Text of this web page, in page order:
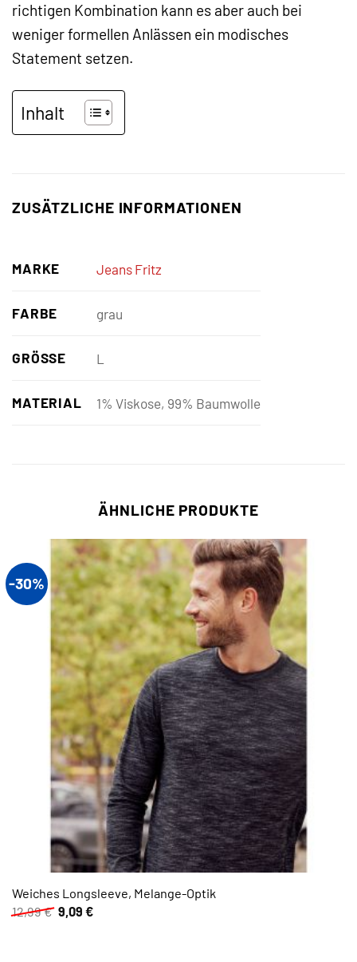
richtigen Kombination kann es aber auch bei
weniger formellen Anlässen ein modisches
Statement setzen.
Inhalt
ZUSÄTZLICHE INFORMATIONEN
MARKE Jeans Fritz
FARBE grau
GRÖSSE L
MATERIAL 1% Viskose, 99% Baumwolle
ÄHNLICHE PRODUKTE
-30%
Weiches Longsleeve, Melange-Optik
12,99€ Ursprünglicher
Preis
9,09 €Aktueller